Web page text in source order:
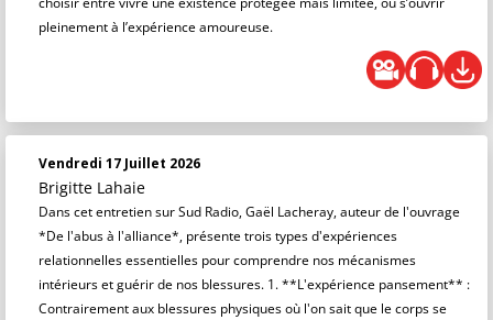
pleinement à l’expérience amoureuse.
Vendredi 17 Juillet 2026
Brigitte Lahaie
Dans cet entretien sur Sud Radio, Gaël Lacheray, auteur de l'ouvrage
*De l'abus à l'alliance*, présente trois types d'expériences
relationnelles essentielles pour comprendre nos mécanismes
intérieurs et guérir de nos blessures. 1. **L'expérience pansement** :
Contrairement aux blessures physiques où l'on sait que le corps se